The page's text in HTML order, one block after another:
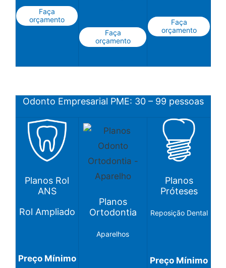
Faça
orçamento
Faça
orçamento
Faça
orçamento
Odonto Empresarial PME: 30 – 99 pessoas
Planos Rol
ANS
Rol Ampliado
Preço Mínimo
Planos
Ortodontia
Aparelhos
Planos
Próteses
Reposição Dental
Preço Mínimo